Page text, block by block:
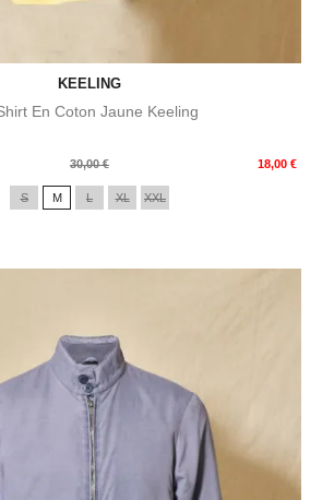
KEELING
En Coton Jaune Keeling
30,00 € 18,00 €
S M L XL XXL